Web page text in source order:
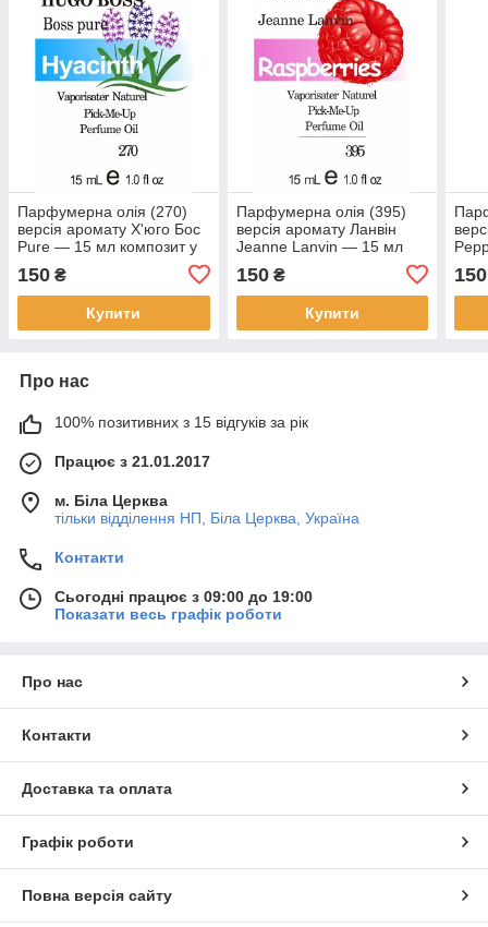
Парфумерна олія (270)
версія аромату Х'юго Бос
Pure — 15 мл композит у
150 ₴
Купити
Парфумерна олія (395)
версія аромату Ланвін
Jeanne Lanvin — 15 мл
150₴
Купити
150
Про нас
100% позитивних з 15 відгуків за рік
Працює з 21.01.2017
м. Біла Церква
тільки відділення НП, Біла Церква, Україна
Контакти
Сьогодні працює з 09:00 до 19:00
Показати весь графік роботи
Про нас
Контакти
Доставка та оплата
Графік роботи
Повна версія сайту